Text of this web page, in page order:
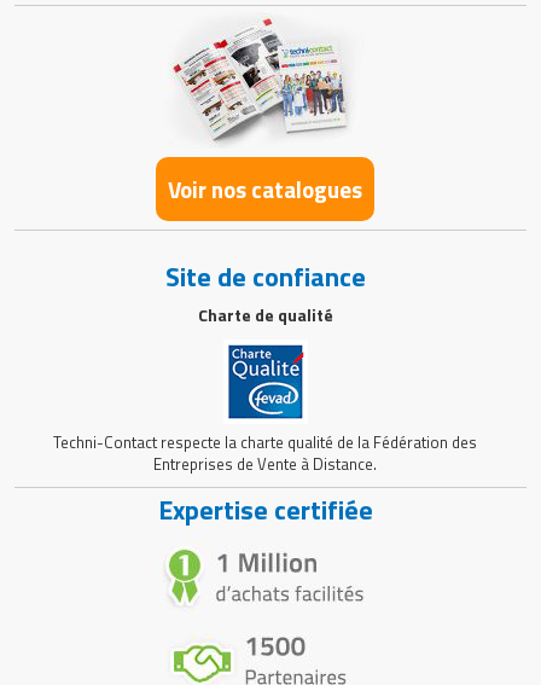
Voir nos catalogues
Site de confiance
Charte de qualité
Techni-Contact respecte la charte qualité de la Fédération des
Entreprises de Vente à Distance.
Expertise certifiée